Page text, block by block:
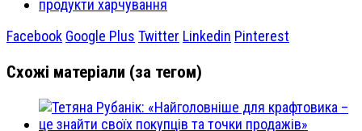
продукти харчування
Facebook Google Plus Twitter Linkedin Pinterest
Схожі матеріали (за тегом)